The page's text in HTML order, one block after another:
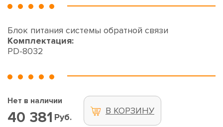
Блок питания системы обратной связи
Комплектация:
PD-8032
Нет в наличии
40 381 Руб.
В КОРЗИНУ